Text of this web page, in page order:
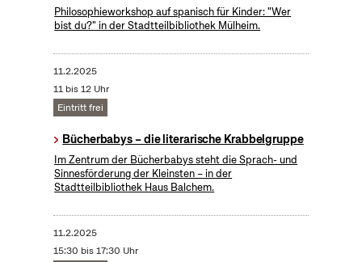
Philosophieworkshop auf spanisch für Kinder: "Wer
bist du?" in der Stadtteilbibliothek Mülheim.
11.2.2025
11 bis 12 Uhr
Eintritt frei
Bücherbabys – die literarische Krabbelgruppe
Im Zentrum der Bücherbabys steht die Sprach- und
Sinnesförderung der Kleinsten – in der
Stadtteilbibliothek Haus Balchem.
11.2.2025
15:30 bis 17:30 Uhr